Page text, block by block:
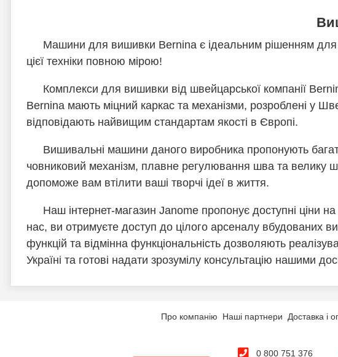
Машини для вишивки Bernina є ідеальним рішенням для
цієї техніки повною мірою!
Комплекси для вишивки від швейцарської компанії
Bernina мають міцний каркас та механізми, розроблені у
відповідають найвищим стандартам якості в Європі.
Вишивальні машини даного виробника пропонують
човниковий механізм, плавне регулювання шва та велику
допоможе вам втілити ваші творчі ідеї в життя.
Наш інтернет-магазин Janome пропонує доступні ціни
нас, ви отримуєте доступ до цілого арсеналу вбудованих
функцій та відмінна функціональність дозволяють
Україні та готові надати зрозумілу консультацію нашими
Про компанію Наші партнери Доставка і
0 800 751 376